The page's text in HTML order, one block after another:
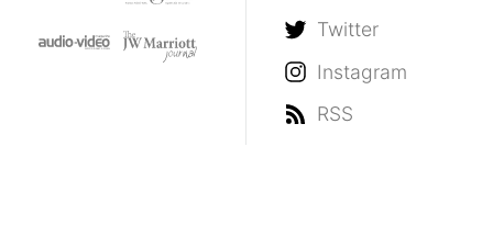
Twitter
Instagram
RSS